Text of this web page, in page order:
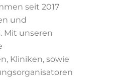
seit 2017
und
Mit unseren
Kliniken, sowie